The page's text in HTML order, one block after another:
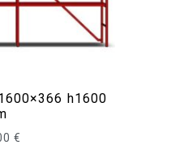
h1600
€